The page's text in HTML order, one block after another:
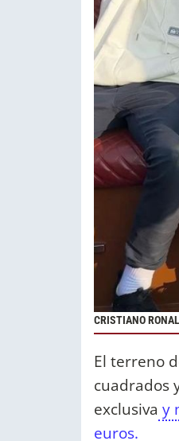
CRISTIANO
El terreno
cuadrados
exclusiva y
euros.